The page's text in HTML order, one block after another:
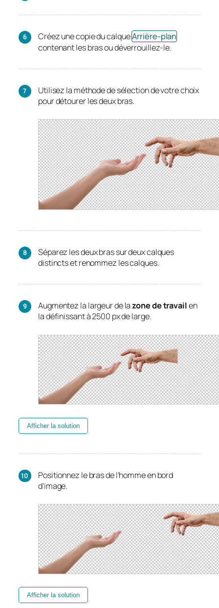
Créez une copie du calqueArrière-plan
contenant les bras ou déverrouillez-le.
Utilisez la méthode de sélection de votre choix
pour détourer les deux bras.
Séparez les deux bras sur deux calques
distincts et renommez les calques.
Augmentez la largeur de lazone de travailen
la définissant à 2500 px de large.
Afficher la solution
Positionnez le bras de l’homme en bord
d’image.
Afficher la solution